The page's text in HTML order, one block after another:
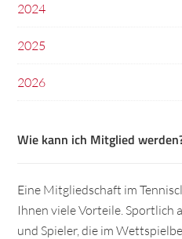
2024
2025
2026
Wie kann ich Mitglied
Eine Mitgliedschaft im
Ihnen viele Vorteile.
und Spieler, die im